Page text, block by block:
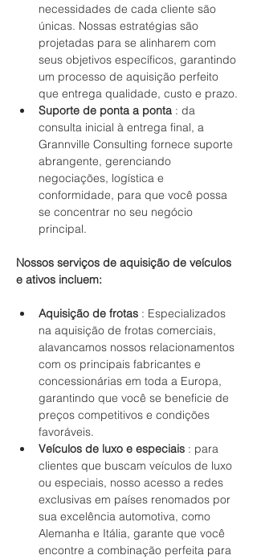
necessidades de cada cliente são
únicas. Nossas estratégias são
projetadas para se alinharem com
seus objetivos específicos, garantindo
um processo de aquisição perfeito
que entrega qualidade, custo e prazo.
Suporte de ponta a ponta : da
consulta inicial à entrega final, a
Grannville Consulting fornece suporte
abrangente, gerenciando
negociações, logística e
conformidade, para que você possa
se concentrar no seu negócio
principal.
Nossos serviços de aquisição de veículos
e ativos incluem:
Aquisição de frotas : Especializados
na aquisição de frotas comerciais,
alavancamos nossos relacionamentos
com os principais fabricantes e
concessionárias em toda a Europa,
garantindo que você se beneficie de
preços competitivos e condições
favoráveis.
Veículos de luxo e especiais : para
clientes que buscam veículos de luxo
ou especiais, nosso acesso a redes
exclusivas em países renomados por
sua excelência automotiva, como
Alemanha e Itália, garante que você
encontre a combinação perfeita para